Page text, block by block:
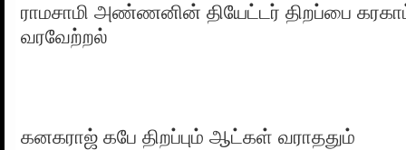
ராமசாமி அண்ணனின் தியேட்டர் திறப்பை
வரவேற்றல்
கனகராஜ் கபே திறப்பும் ஆட்கள் வராததும்